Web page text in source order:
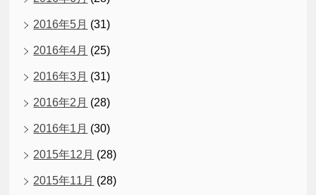
2016年5月 (31)
2016年4月 (25)
2016年3月 (31)
2016年2月 (28)
2016年1月 (30)
2015年12月 (28)
2015年11月 (28)